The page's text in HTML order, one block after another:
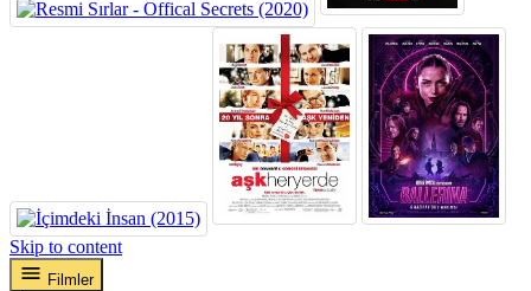
Skip to content
Filmler